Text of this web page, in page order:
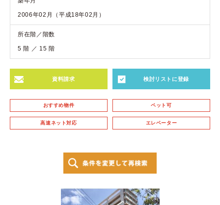
2006年02月（平成18年02月）
所在階／階数
5 階 ／ 15 階
資料請求 検討リストに登録
おすすめ物件 ペット可
高速ネット対応 エレベーター